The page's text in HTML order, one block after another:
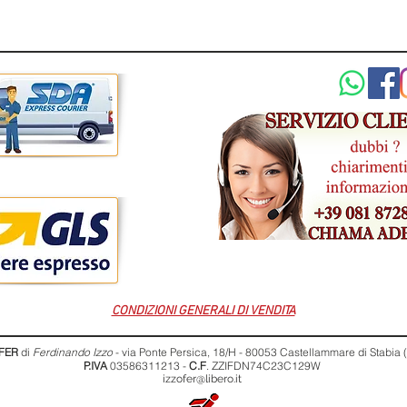
CONDIZIONI GENERALI DI VENDITA
di Ferdinando Izzo - via Ponte Persica, 18/H - 80053 Castellammare di Stabia
P.IVA03586311213 - C.F. ZZIFDN74C23C129W
izzofer@libero.it